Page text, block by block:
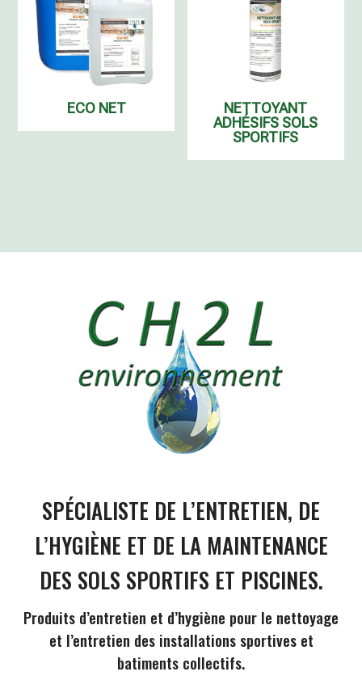
ECO NET
NETTOYANT
ADHÉSIFS SOLS
SPORTIFS
SPÉCIALISTE DE L’ENTRETIEN, DE
L’HYGIÈNE ET DE LA MAINTENANCE
DES SOLS SPORTIFS ET PISCINES.
Produits d’entretien et d’hygiène pour le nettoyage
et l’entretien des installations sportives et
batiments collectifs.